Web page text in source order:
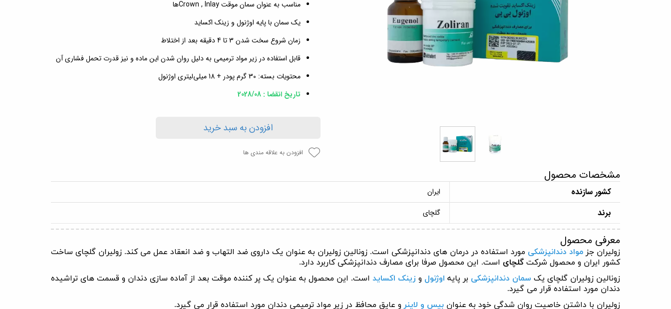
مناسب به عنوان سمان موقت Crown , Inlayها
یک سمان با پایه اوژنول و زینک اکساید
زمان شروع سخت شدن 3 تا 4 دقیقه بعد از اختلاط
قابل استفاده در زیر مواد ترمیمی به دلیل روان شدن این ماده و نیز قدرت تحمل فشاری آن
محتویات بسته: 30 گرم پودر + 18 میلی‌لیتری اوژنول
تاریخ انقضا : 2028/08
افزودن به سبد خرید
افزودن به علاقه مندی ها
مشخصات محصول
کشور سازنده ایران
برند گلچای
معرفی محصول
زولیران جز مواد دندانپزشکی مورد استفاده در درمان های دندانپزشکی است. زونالین زولیران به عنوان یک داروی ضد التهاب و ضد انعقاد عمل می کند. زولیران گلچای ساخت
کشور ایران و محصول شرکت گلچای است. این محصول صرفا برای مصارف دندانپزشکی کاربرد دارد.
زونالین زولیران گلچای یک سمان دندانپزشکی بر پایه اوژنول و زینک اکساید است. این محصول به عنوان یک پر کننده موقت بعد از آماده سازی دندان و قسمت های تراشیده
دندان مورد استفاده قرار می گیرد.
زولیران با داشتن خاصیت روان شدگی خود به عنوان بیس و لاینر و عایق محافظ در زیر مواد ترمیمی دندان مورد استفاده قرار می گیرد.